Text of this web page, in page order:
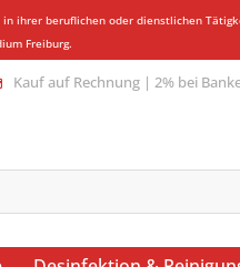
ihrer beruflichen oder dienstlichen
Freiburg.
Kauf auf Rechnung | 2% bei